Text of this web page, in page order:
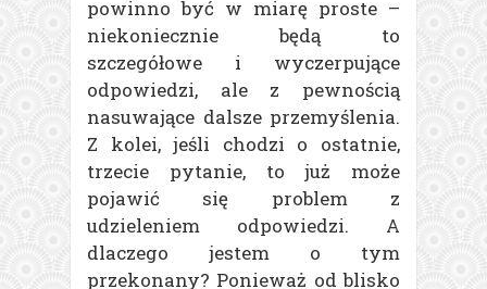
powinno być w miarę proste –
niekoniecznie będą to
szczegółowe i wyczerpujące
odpowiedzi, ale z pewnością
nasuwające dalsze przemyślenia.
Z kolei, jeśli chodzi o ostatnie,
trzecie pytanie, to już może
pojawić się problem z
udzieleniem odpowiedzi. A
dlaczego jestem o tym
przekonany? Ponieważ od blisko